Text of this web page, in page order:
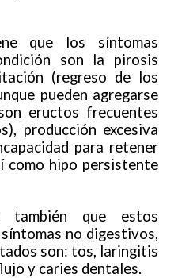
que los síntomas
son la pirosis
(regreso de los
pueden agregarse
eructos frecuentes
producción excesiva
para retener
como hipo persistente
también que estos
no digestivos,
son: tos, laringitis
y caries dentales.